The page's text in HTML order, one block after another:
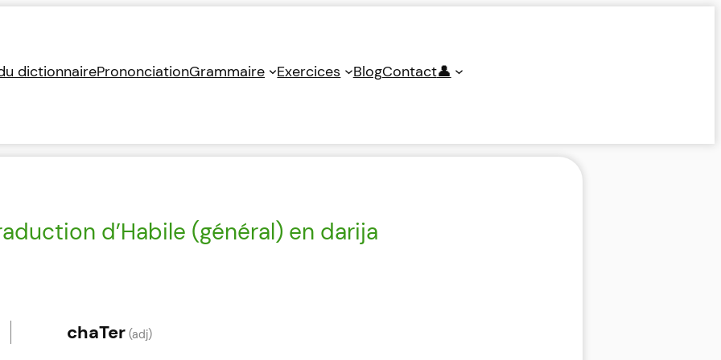
dictionnairePrononciationGrammaire Exercices BlogContact👤
d’Habile (général) en darija
chaTer (adj)